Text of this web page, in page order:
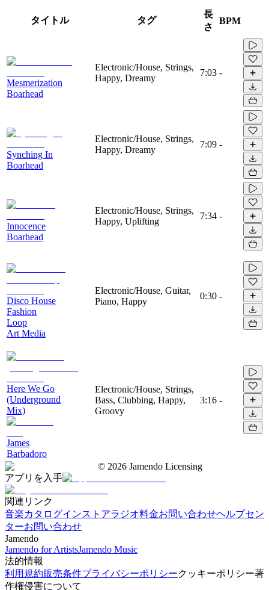
タイトル タグ
長
さ
BPM
Mesmerization
Boarhead
Electronic/House, Strings,
Happy, Dreamy
7:03 -
Synching In
Boarhead
Electronic/House, Strings,
Happy, Dreamy
7:09 -
Innocence
Boarhead
Electronic/House, Strings,
Happy, Uplifting
7:34 -
Disco House
Fashion
Loop
Art Media
Electronic/House, Guitar,
Piano, Happy
0:30 -
Here We Go
(Underground
Mix)
James
Barbadoro
Electronic/House, Strings,
Bass, Clubbing, Happy,
Groovy
3:16 -
© 2026 Jamendo Licensing
アプリを入手
関連リンク
音楽カタログインストアラジオ料金お問い合わせヘルプセン
ターお問い合わせ
Jamendo
Jamendo for ArtistsJamendo Music
法的情報
利用規約販売条件プライバシーポリシークッキーポリシー著
作権侵害について